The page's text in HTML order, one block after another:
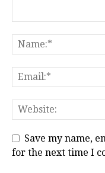
Save my name,
for the next time I